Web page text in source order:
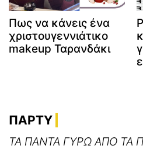
Πως να κάνεις ένα
χριστουγεννιάτικο
makeup Ταρανδάκι
ΠΑΡΤΥ
ΤΑ ΠΑΝΤΑ ΓΥΡΩ ΑΠΟ ΤΑ